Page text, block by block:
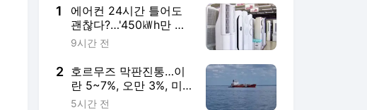
1
에어컨 24시간 틀어도
괜찮다?…'450㎾h만 넘
지 마세요'
9시간 전
2 호르무즈 막판진통…이
란 5~7%, 오만 3%, 미
국 0%
5시간 전